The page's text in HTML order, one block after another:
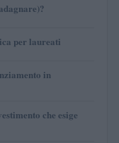
per laureati
in
che esige